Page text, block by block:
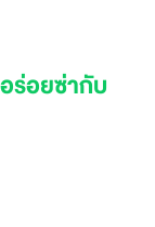
ร่อยซ่ากับ